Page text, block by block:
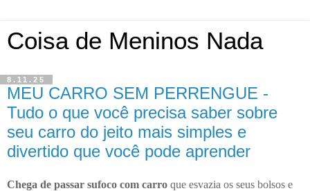
Coisa de Meninos Nada
8.11.25
MEU CARRO SEM PERRENGUE -
Tudo o que você precisa saber sobre
seu carro do jeito mais simples e
divertido que você pode aprender
Chega de passar sufoco com carro que esvazia os seus bolsos e